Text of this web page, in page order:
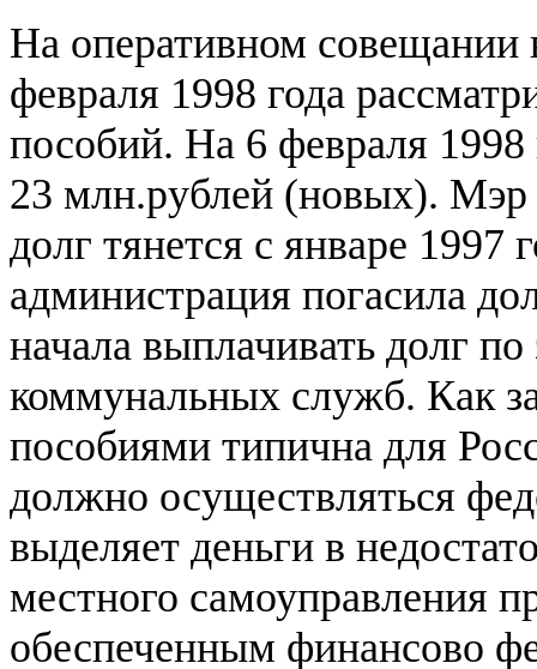
На оперативном совещании
февраля 1998 года
пособий. На 6 февраля 1998
23 млн.рублей (новых). Мэр
долг тянется с январе 1997
администрация погасила
начала выплачивать долг
коммунальных служб. Как
пособиями типична для
должно осуществляться
выделяет деньги в
местного самоуправления
обеспеченным финансово